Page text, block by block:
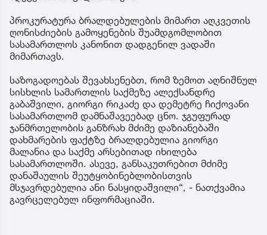
პროკურატურა ბრალდებულების მიმართ აღკვეთის
ღონისძიების გამოყენების შუამდგომლობით
სასამართლოს კანონით დადგენილ ვადაში
მიმართავს.
საზოგადოებას შევახსენებთ, რომ ზემოთ აღნიშნულ
სისხლის სამართლის საქმეზე ალექსანდრე
გაბაშვილი, გიორგი რიკაძე და დემეტრე ჩიქოვანი
სასამართლომ დამნაშავეებად ცნო. ჯგუფურად
ჯანმრთელობის განზრახ მძიმე დაზიანებაში
დახმარების ფაქტზე ბრალდებულია გიორგი
მალანია და საქმე არსებითად იხილება
სასამართლოში. ასევე, განსაკუთრებით მძიმე
დანაშაულის შეუტყობინებლობისთვის
მსჯავრდებულია ანი ნასყიდაშვილი“, - ნათქვამია
გავრცელებულ ინფორმაციაში.